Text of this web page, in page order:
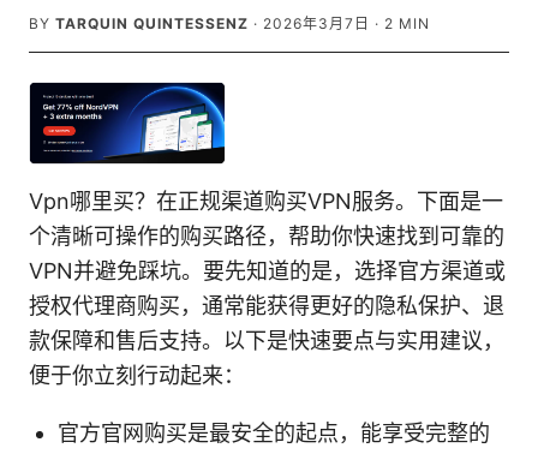
BY TARQUIN QUINTESSENZ · 2026年3月7日 · 2 MIN
Vpn哪里买？在正规渠道购买VPN服务。下面是一
个清晰可操作的购买路径，帮助你快速找到可靠的
VPN并避免踩坑。要先知道的是，选择官方渠道或
授权代理商购买，通常能获得更好的隐私保护、退
款保障和售后支持。以下是快速要点与实用建议，
便于你立刻行动起来：
官方官网购买是最安全的起点，能享受完整的